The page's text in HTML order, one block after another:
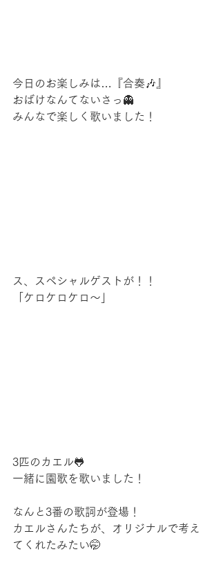
今日のお楽しみは…『合奏🎶』
おばけなんてないさっ👻
みんなで楽しく歌いました！
ス、スペシャルゲストが！！
「ケロケロケロ～」
3匹のカエル🐸
一緒に園歌を歌いました！
なんと3番の歌詞が登場！
カエルさんたちが、オリジナルで考え
てくれたみたい🤭